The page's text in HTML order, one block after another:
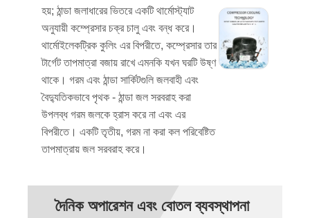
হয়; ঠান্ডা জলাধারের ভিতরে একটি থার্মোস্ট্যাট
অনুযায়ী কম্প্রেসার চক্র চালু এবং বন্ধ করে।
থার্মোইলেকট্রিক কুলিং এর বিপরীতে, কম্প্রেসার তার
টার্গেট তাপমাত্রা বজায় রাখে এমনকি যখন ঘরটি উষ্ণ
থাকে। গরম এবং ঠান্ডা সার্কিটগুলি জলবাহী এবং
বৈদ্যুতিকভাবে পৃথক - ঠান্ডা জল সরবরাহ করা
উপলব্ধ গরম জলকে হ্রাস করে না এবং এর
বিপরীতে। একটি তৃতীয়, গরম না করা কল পরিবেষ্টিত
তাপমাত্রায় জল সরবরাহ করে।
দৈনিক অপারেশন এবং বোতল ব্যবস্থাপনা